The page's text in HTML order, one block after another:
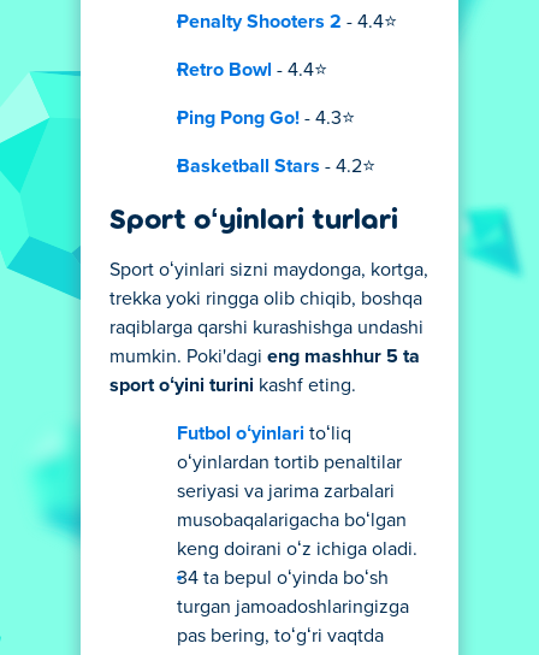
Penalty Shooters 2 - 4.4⭐
Retro Bowl - 4.4⭐
Ping Pong Go! - 4.3⭐
Basketball Stars - 4.2⭐
Sport oʻyinlari turlari
Sport oʻyinlari sizni maydonga, kortga,
trekka yoki ringga olib chiqib, boshqa
raqiblarga qarshi kurashishga undashi
mumkin. Poki'dagi eng mashhur 5 ta
sport oʻyini turini kashf eting.
Futbol oʻyinlari toʻliq
oʻyinlardan tortib penaltilar
seriyasi va jarima zarbalari
musobaqalarigacha boʻlgan
keng doirani oʻz ichiga oladi.
34 ta bepul oʻyinda boʻsh
turgan jamoadoshlaringizga
pas bering, toʻgʻri vaqtda